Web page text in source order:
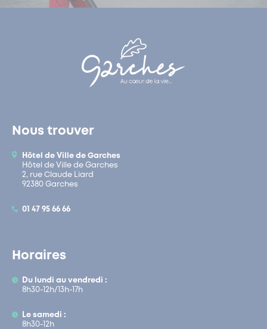
Nous trouver
Hôtel de Ville de Garches
Hôtel de Ville de Garches
2, rue Claude Liard
92380 Garches
01 47 95 66 66
Horaires
Du lundi au vendredi :
8h30-12h/13h-17h
Le samedi :
8h30-12h